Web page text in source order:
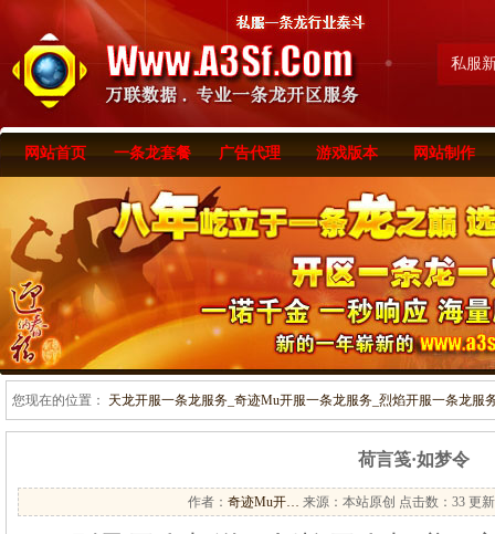
私服
网站首页 一条龙套餐 广告代理 游戏版本 网站制作
您现在的位置： 天龙开服一条龙服务_奇迹Mu开服一条龙服务_烈焰开服一条龙服
荷言笺·如梦令
作者： 奇迹Mu开… 来源：本站原创 点击数： 33 更